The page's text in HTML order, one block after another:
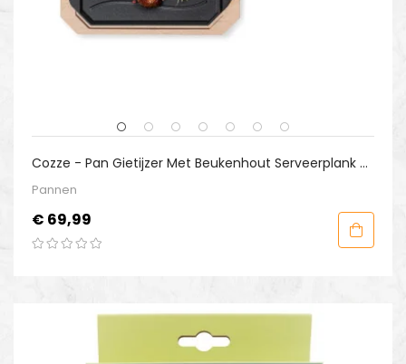
Cozze - Pan Gietijzer Met Beukenhout Serveerplank 33
Cm
Pannen
Prijs
€ 69,99